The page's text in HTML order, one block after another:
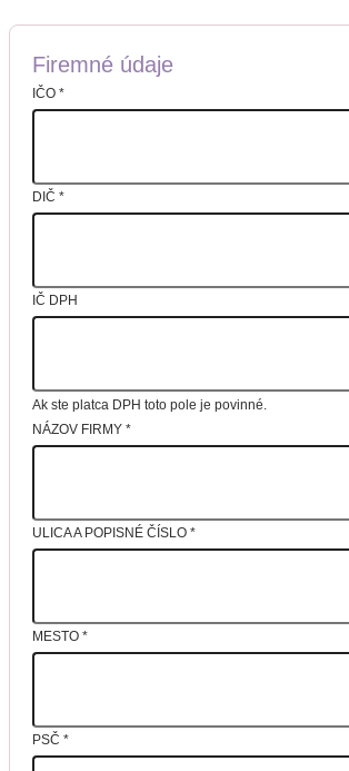
Firemné údaje
IČO *
DIČ *
IČ DPH
Ak ste platca DPH toto pole je povinné.
NÁZOV FIRMY *
ULICA A POPISNÉ ČÍSLO *
MESTO *
PSČ *